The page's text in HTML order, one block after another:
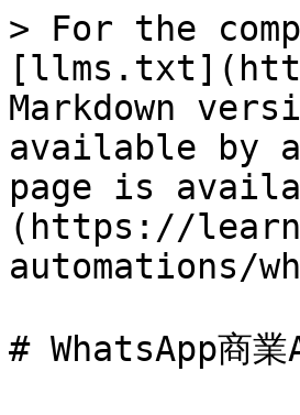
> For the
Markdown
available by
page is
(https://
automations/
# WhatsApp商業